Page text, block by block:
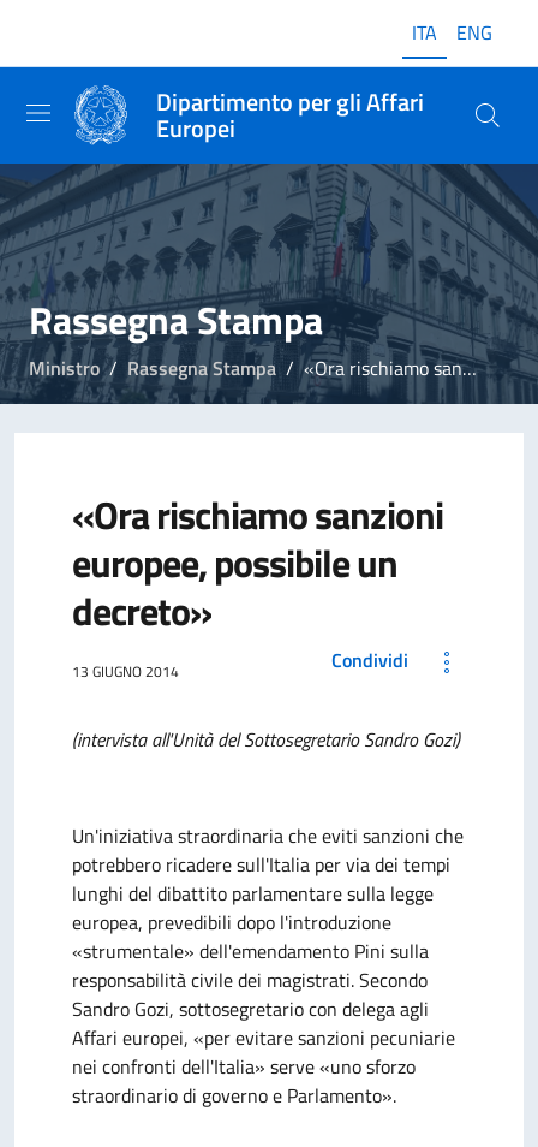
ITA ENG
Dipartimento per gli Affari
Europei
Rassegna Stampa
Ministro Rassegna Stampa «Ora rischiamo sanzioni europee, possibile un decreto»
«Ora rischiamo sanzioni
europee, possibile un
decreto»
13 GIUGNO 2014 Condividi
(intervista all'Unità del Sottosegretario Sandro Gozi)
Un'iniziativa straordinaria che eviti sanzioni che
potrebbero ricadere sull'Italia per via dei tempi
lunghi del dibattito parlamentare sulla legge
europea, prevedibili dopo l'introduzione
«strumentale» dell'emendamento Pini sulla
responsabilità civile dei magistrati. Secondo
Sandro Gozi, sottosegretario con delega agli
Affari europei, «per evitare sanzioni pecuniarie
nei confronti dell'Italia» serve «uno sforzo
straordinario di governo e Parlamento».